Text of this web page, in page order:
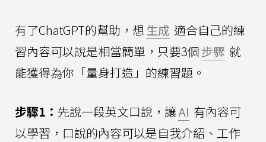
有了ChatGPT的幫助，想生成 適合自己的練
習內容可以說是相當簡單，只要3個步驟 就
能獲得為你「量身打造」的練習題。
步驟1： 先說一段英文口說，讓AI 有內容可
以學習，口說的內容可以是自我介紹、工作